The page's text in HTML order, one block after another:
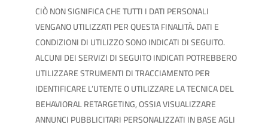
CIÒ NON SIGNIFICA CHE TUTTI I DATI PERSONALI
VENGANO UTILIZZATI PER QUESTA FINALITÀ. DATI E
CONDIZIONI DI UTILIZZO SONO INDICATI DI SEGUITO.
ALCUNI DEI SERVIZI DI SEGUITO INDICATI POTREBBERO
UTILIZZARE STRUMENTI DI TRACCIAMENTO PER
IDENTIFICARE L’UTENTE O UTILIZZARE LA TECNICA DEL
BEHAVIORAL RETARGETING, OSSIA VISUALIZZARE
ANNUNCI PUBBLICITARI PERSONALIZZATI IN BASE AGLI